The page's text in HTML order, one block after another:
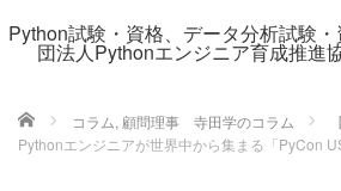
Python試験・資格、データ分析試験
団法人Pythonエンジニア育成推進
ホーム コラム, 顧問理事 寺田学のコラム
Pythonエンジニアが世界中から集まる「PyCon